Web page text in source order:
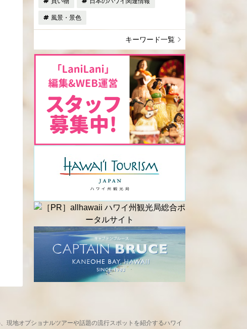
風景・景色
キーワード一覧
地オプショナルツアーや話題の流行スポットを紹介するハワイ